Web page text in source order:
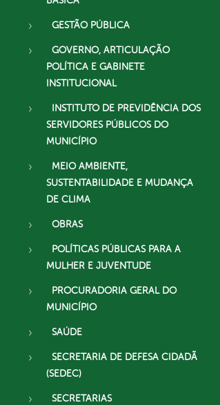
GESTÃO PÚBLICA
GOVERNO, ARTICULAÇÃO
POLÍTICA E GABINETE
INSTITUCIONAL
INSTITUTO DE PREVIDÊNCIA DOS
SERVIDORES PÚBLICOS DO
MUNICÍPIO
MEIO AMBIENTE,
SUSTENTABILIDADE E MUDANÇA
DE CLIMA
OBRAS
POLÍTICAS PÚBLICAS PARA A
MULHER E JUVENTUDE
PROCURADORIA GERAL DO
MUNICÍPIO
SAÚDE
SECRETARIA DE DEFESA CIDADÃ
(SEDEC)
SECRETARIAS